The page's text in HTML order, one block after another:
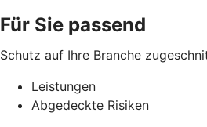
Für Sie passend
Schutz auf Ihre Branche
Leistungen
Abgedeckte Risiken